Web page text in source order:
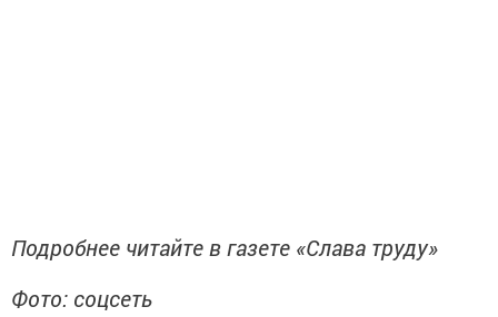
Подробнее читайте в газете «Слава труду»
Фото: соцсеть